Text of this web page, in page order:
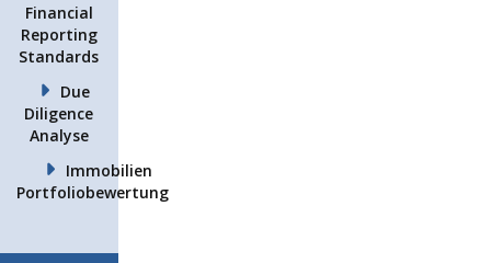
Financial
Reporting
Standards
Due
Diligence
Analyse
Immobilien
Portfoliobewertung